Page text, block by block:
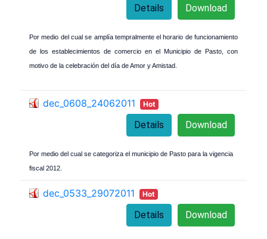
Download
Details
Por medio del cual se amplía tempralmente el horario de funcionamiento
de los establecimientos de comercio en el Municipio de Pasto, con
motivo de la celebración del día de Amor y Amistad.
dec_0608_24062011 Hot
Download
Details
Por medio del cual se categoriza el municipio de Pasto para la vigencia
fiscal 2012.
dec_0533_29072011 Hot
Download
Details